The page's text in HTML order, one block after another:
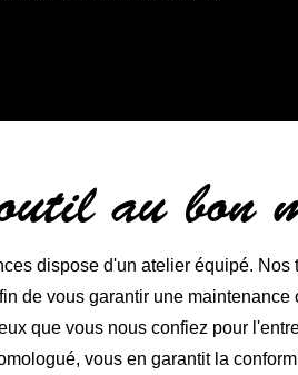
au bon
dispose d'un atelier équipé.
de vous garantir une
que vous nous confiez pour
vous en garantit la